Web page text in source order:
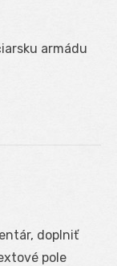
armádu
doplniť
pole